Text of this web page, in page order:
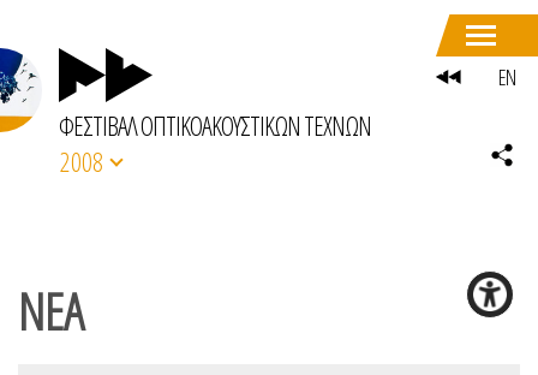
ΦΕΣΤΙΒΑΛ ΟΠΤΙΚΟΑΚΟΥΣΤΙΚΩΝ ΤΕΧΝΩΝ
2008
ΝΕΑ
EN